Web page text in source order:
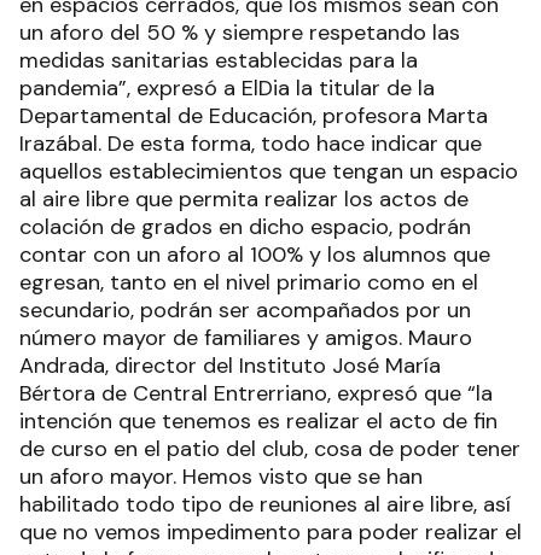
un aforo del 50 % y siempre respetando las
medidas sanitarias establecidas para la
pandemia”, expresó a ElDia la titular de la
Departamental de Educación, profesora Marta
Irazábal. De esta forma, todo hace indicar que
aquellos establecimientos que tengan un espacio
al aire libre que permita realizar los actos de
colación de grados en dicho espacio, podrán
contar con un aforo al 100% y los alumnos que
egresan, tanto en el nivel primario como en el
secundario, podrán ser acompañados por un
número mayor de familiares y amigos. Mauro
Andrada, director del Instituto José María
Bértora de Central Entrerriano, expresó que “la
intención que tenemos es realizar el acto de fin
de curso en el patio del club, cosa de poder tener
un aforo mayor. Hemos visto que se han
habilitado todo tipo de reuniones al aire libre, así
que no vemos impedimento para poder realizar el